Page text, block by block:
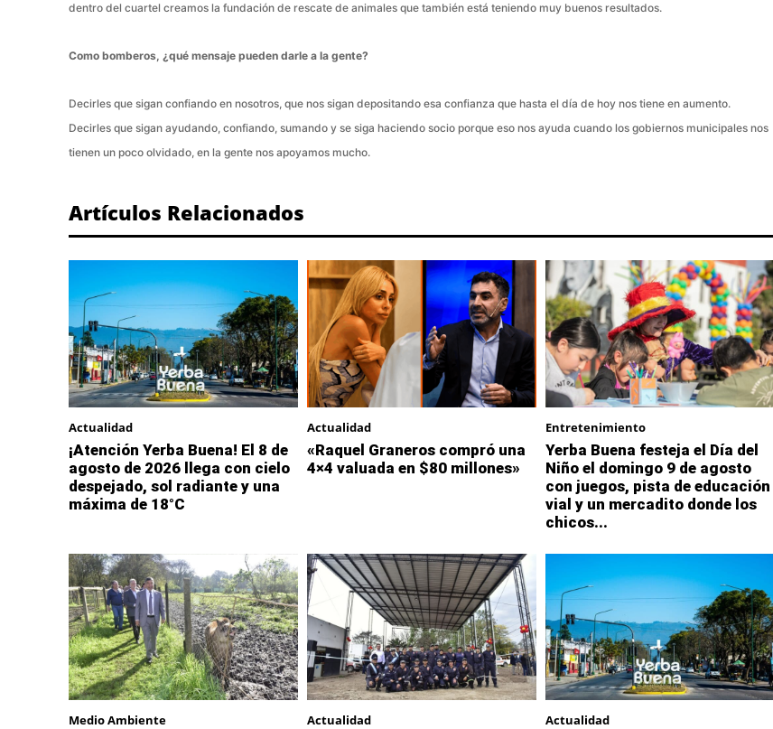
dentro del cuartel creamos la fundación de rescate de animales que también está teniendo muy buenos resultados.
Como bomberos, ¿qué mensaje pueden darle a la gente?
Decirles que sigan confiando en nosotros, que nos sigan depositando esa confianza que hasta el día de hoy nos tiene en aumento.
Decirles que sigan ayudando, confiando, sumando y se siga haciendo socio porque eso nos ayuda cuando los gobiernos municipales nos
tienen un poco olvidado, en la gente nos apoyamos mucho.
Artículos Relacionados
Actualidad
¡Atención Yerba Buena! El 8 de
agosto de 2026 llega con cielo
despejado, sol radiante y una
máxima de 18°C
Actualidad
«Raquel Graneros compró una
4×4 valuada en $80 millones»
Entretenimiento
Yerba Buena festeja el Día del
Niño el domingo 9 de agosto
con juegos, pista de educación
vial y un mercadito donde los
chicos...
Medio Ambiente Actualidad Actualidad